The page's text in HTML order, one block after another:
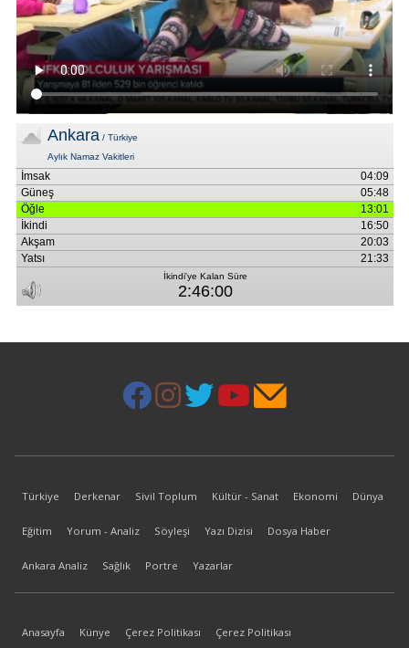
Türkiye Derkenar Sivil Toplum Kültür - Sanat Ekonomi Dünya
Eğitim Yorum - Analiz Söyleşi Yazı Dizisi Dosya Haber
Ankara Analiz Sağlık Portre Yazarlar
Anasayfa Künye Çerez Politikası Çerez Politikası